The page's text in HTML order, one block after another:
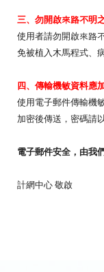
三、勿開啟來路不明
使用者請勿開啟來路
免被植入木馬程式、
四、傳輸機敏資料應
使用電子郵件傳輸機
加密後傳送，密碼請
電子郵件安全，由我
計網中心 敬啟